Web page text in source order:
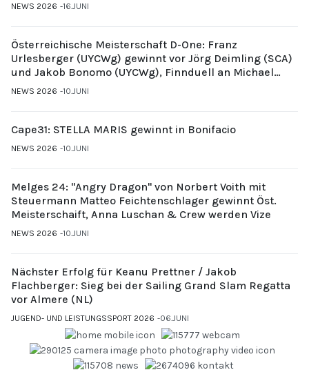
NEWS 2026 16.JUNI
Österreichische Meisterschaft D-One: Franz
Urlesberger (UYCWg) gewinnt vor Jörg Deimling (SCA)
und Jakob Bonomo (UYCWg), Finnduell an Michael
Gubi (UYCMo)
NEWS 2026 10.JUNI
Cape31: STELLA MARIS gewinnt in Bonifacio
NEWS 2026 10.JUNI
Melges 24: "Angry Dragon" von Norbert Voith mit
Steuermann Matteo Feichtenschlager gewinnt Öst.
Meisterschaift, Anna Luschan & Crew werden Vize
NEWS 2026 10.JUNI
Nächster Erfolg für Keanu Prettner / Jakob
Flachberger: Sieg bei der Sailing Grand Slam Regatta
vor Almere (NL)
JUGEND- UND LEISTUNGSSPORT 2026 06.JUNI